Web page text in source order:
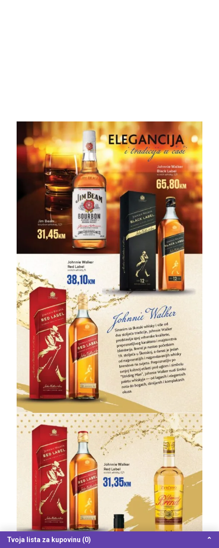
Tvoja lista za kupovinu (0) ⌃